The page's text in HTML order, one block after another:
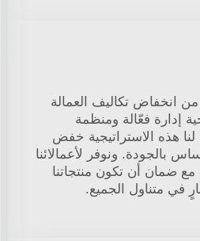
انخفاض تكاليف العمالة
إدارة فعّالة ومنظمة
هذه الاستراتيجية خفض
بالجودة. ونوفر لأعمالائنا
مع ضمان أن تكون منتجاتنا
في متناول الجميع.